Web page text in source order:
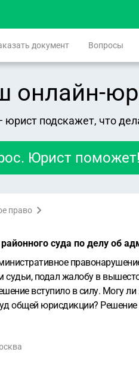
документ Вопросы
подскажет, что
Юрист
право
суда по делу об
суд оставил жалобу без удовлетворения и подтвердил правильность
решение районного суда и в каую инстанцию мне для этого
общей юрисдикции? Решение
сроки обжалования?